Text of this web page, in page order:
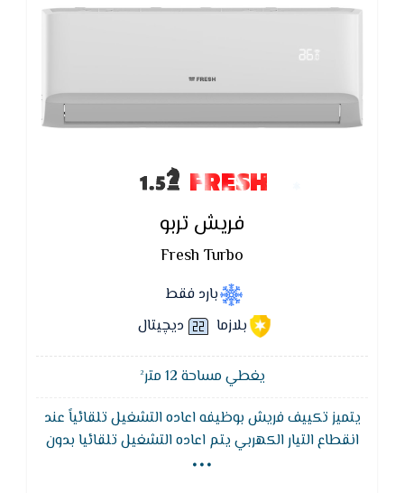
FRESH
فريش تربو
Fresh Turbo
بارد فقط
بلازما
ديچيتال
يغطي مساحة 12 متر²
يتميز تكييف فريش بوظيفه اعاده التشغيل تلقائياً عند
انقطاع التيار الكهربي يتم اعاده التشغيل تلقائيا بدون
استخدام الريموت مع الاحتفاظ بذاكرة التشغيل و يتم
...